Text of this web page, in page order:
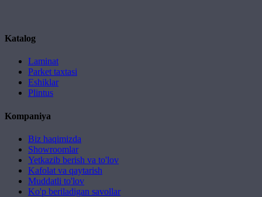
Katalog
Laminat
Parket taxtasi
Eshiklar
Plintus
Kompaniya
Biz haqimizda
Showroomlar
Yetkazib berish va to'lov
Kafolat va qaytarish
Muddatli to'lov
Ko'p beriladigan savollar